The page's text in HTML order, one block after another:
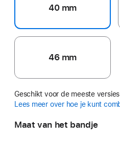
40 mm
46 mm
Geschikt voor de meeste
Lees meer over hoe je kunt
Maat van het bandje